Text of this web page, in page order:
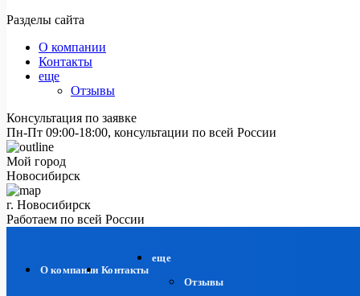
Разделы сайта
О компании
Контакты
еще
Отзывы
Консультация по заявке
Пн-Пт 09:00-18:00, консультации по всей России
Мой город
Новосибирск
г. Новосибирск
Работаем по всей России
О компании Контакты
еще
Отзывы